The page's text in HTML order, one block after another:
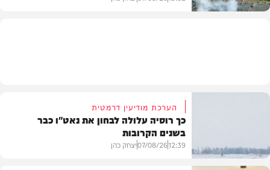
הערכת מודיעין דרמטית
כך רוסיה עלולה לבחון את נאט"ו כבר
בשנים הקרובות
12:39
07/08/26יצחק כהן